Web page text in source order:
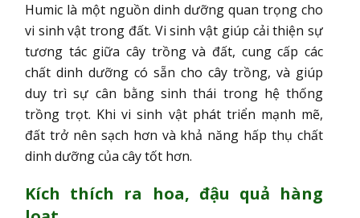
Humic là một nguồn dinh dưỡng quan trọng cho
vi sinh vật trong đất. Vi sinh vật giúp cải thiện sự
tương tác giữa cây trồng và đất, cung cấp các
chất dinh dưỡng có sẵn cho cây trồng, và giúp
duy trì sự cân bằng sinh thái trong hệ thống
trồng trọt. Khi vi sinh vật phát triển mạnh mẽ,
đất trở nên sạch hơn và khả năng hấp thụ chất
dinh dưỡng của cây tốt hơn.
Kích thích ra hoa, đậu quả hàng